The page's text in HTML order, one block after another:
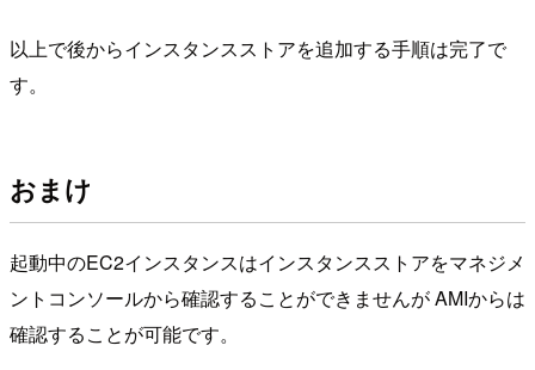
以上で後からインスタンスストアを追加する手順は完了で
す。
おまけ
起動中のEC2インスタンスはインスタンスストアをマネジメ
ントコンソールから確認することができませんが AMIからは
確認することが可能です。